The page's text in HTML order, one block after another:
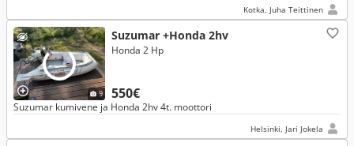
Kotka, Juha Teittinen
9
Suzumar +Honda 2hv
550€
Honda 2 Hp
Suzumar kumivene ja Honda 2hv 4t. moottori
Helsinki, Jari Jokela